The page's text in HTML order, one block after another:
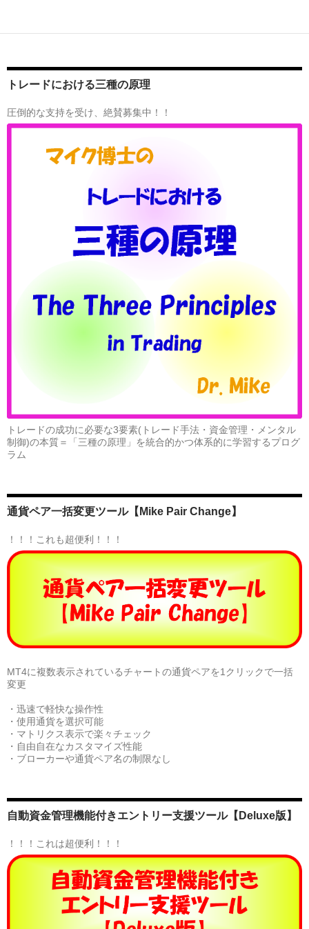
トレードにおける三種の原理
圧倒的な支持を受け、絶賛募集中！！
トレードの成功に必要な3要素(トレード手法・資金管理・メンタル
制御)の本質＝「三種の原理」を統合的かつ体系的に学習するプログ
ラム
通貨ペア一括変更ツール【Mike Pair Change】
！！！これも超便利！！！
MT4に複数表示されているチャートの通貨ペアを1クリックで一括
変更
・迅速で軽快な操作性
・使用通貨を選択可能
・マトリクス表示で楽々チェック
・自由自在なカスタマイズ性能
・ブローカーや通貨ペア名の制限なし
自動資金管理機能付きエントリー支援ツール【Deluxe版】
！！！これは超便利！！！